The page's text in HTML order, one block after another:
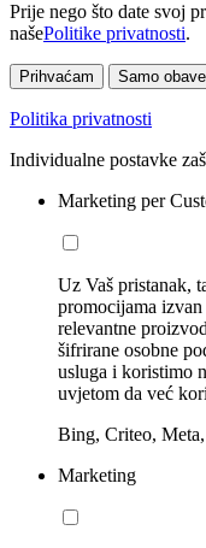
Prije nego što date svoj
našePolitike privatnosti.
Prihvaćam Samo
Politika privatnosti
Individualne postavke
Marketing per
Uz Vaš pristanak,
promocijama
relevantne
šifrirane osobne
usluga i koristimo
uvjetom da već
Bing, Criteo,
Marketing